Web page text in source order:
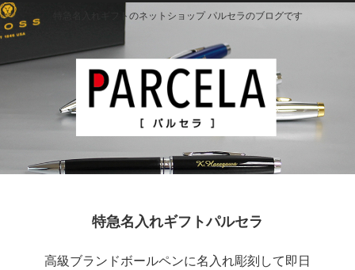
特急名入れギフトのネットショップ パルセラのブログです
特急名入れギフトパルセラ
高級ブランドボールペンに名入れ彫刻して即日